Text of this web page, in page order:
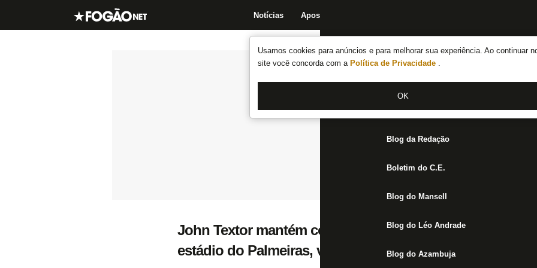
Usamos cookies para anúncios e para melhorar sua experiência. Ao continuar
site você concorda com a Política de Privacidade .
OK
Notícias Apostas
Notícias do Botafogo
Fórum
Jogos
Blog da Redação
Boletim do C.E.
Blog do Mansell
Blog do Léo Andrade
Blog do Azambuja
John Textor mantém confiança no Botafogo: ‘Gostamos
estádio do Palmeiras, vamos bem’